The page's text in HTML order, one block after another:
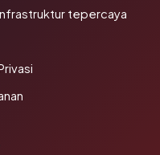
tepercaya